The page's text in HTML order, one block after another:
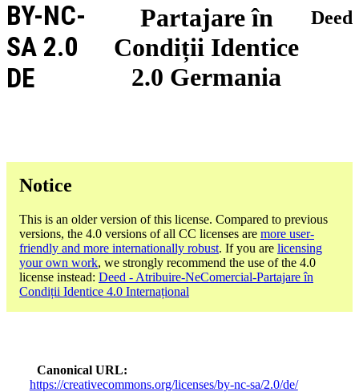
Partajare în
Condiții Identice
2.0 Germania
BY-NC-
SA 2.0
DE
Deed
Notice
This is an older version of this license. Compared to previous
versions, the 4.0 versions of all CC licenses are more user-
friendly and more internationally robust. If you are licensing
your own work, we strongly recommend the use of the 4.0
license instead: Deed - Atribuire-NeComercial-Partajare în
Condiții Identice 4.0 Internațional
Canonical URL
https://creativecommons.org/licenses/by-nc-sa/2.0/de/